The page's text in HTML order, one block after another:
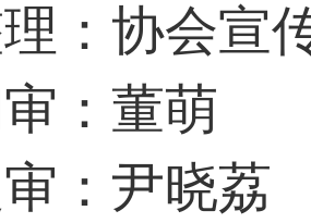
协会宣
董萌
尹晓荔